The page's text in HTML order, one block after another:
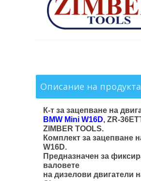
Описание на продукта
К-т за зацепване на
BMW Mini W16D, ZR-
ZIMBER TOOLS.
Комплект за зацепване
W16D.
Предназначен за
валовете
на дизелови двигатели